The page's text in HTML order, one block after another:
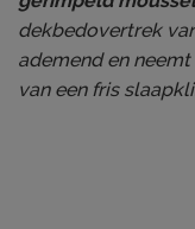
dekbedovertrek
ademend en
van een fris